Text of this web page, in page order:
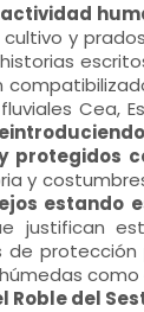
actividad
y
Cea,
protegidos
y
estando
justifican
protección
como
Roble del